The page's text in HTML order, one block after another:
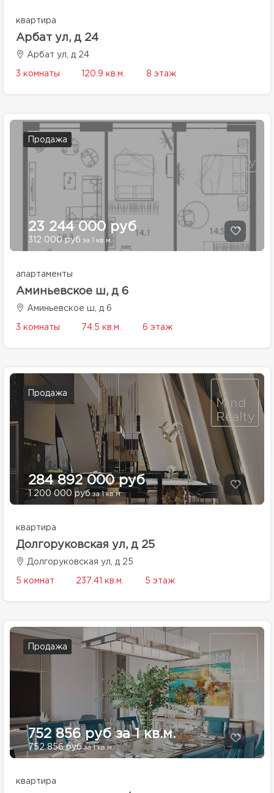
квартира
Арбат ул, д 24
Арбат ул, д 24
3 комнаты 120.9 кв.м. 8 этаж
Продажа
23 244 000 руб
312 000 руб за 1 кв.м.
апартаменты
Аминьевское ш, д 6
Аминьевское ш, д 6
3 комнаты 74.5 кв.м. 6 этаж
Продажа
284 892 000 руб
1 200 000 рубза 1 кв.м.
квартира
Долгоруковская ул, д 25
Долгоруковская ул, д 25
5 комнат 237.41 кв.м. 5 этаж
Продажа
752 856 руб за 1 кв.м.
752 856 рубза 1 кв.м.
квартира